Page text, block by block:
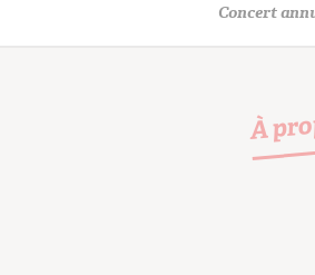
Concert
À